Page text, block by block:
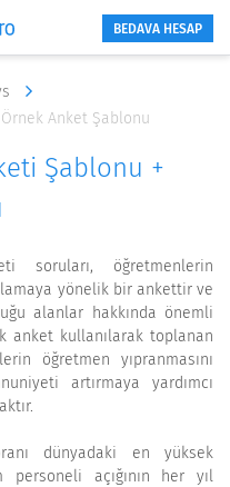
BEDAVA HESAP
Anket Şablonu
Şablonu +
soruları, öğretmenlerin
yönelik bir ankettir ve
alanlar hakkında önemli
anket kullanılarak toplanan
öğretmen yıpranmasını
artırmaya yardımcı
dünyadaki en yüksek
açığının her yıl